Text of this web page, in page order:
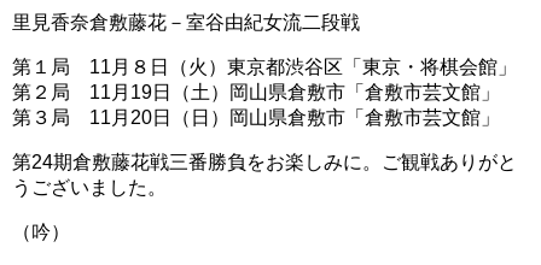
里見香奈倉敷藤花－室谷由紀女流二段戦
第１局 11月８日（火）東京都渋谷区「東京・将棋会館」
第２局 11月19日（土）岡山県倉敷市「倉敷市芸文館」
第３局 11月20日（日）岡山県倉敷市「倉敷市芸文館」
第24期倉敷藤花戦三番勝負をお楽しみに。ご観戦ありがと
うございました。
（吟）